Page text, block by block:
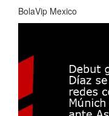
BolaVip Mexico